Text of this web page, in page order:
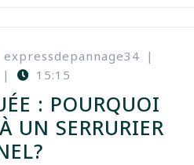
expressdepannage34 |
| 15:15
: POURQUOI
UN SERRURIER